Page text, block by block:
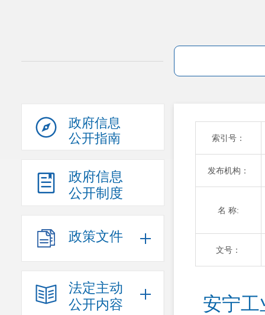
政府信息
公开指南
政府信息
公开制度
政策文件
法定主动
公开内容
索引号：
发布机构：
名 称:
文号：
安宁